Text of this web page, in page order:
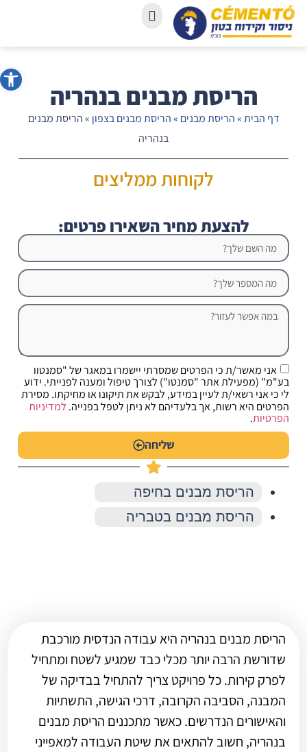
הריסת מבנים בנהריה
דף הבית»הריסת מבנים »הריסת מבנים בצפון »הריסת מבנים
בנהריה
לקוחות ממליצים
הריסת מבנים בנהריה היא עבודה הנדסית מורכבת
שדורשת הרבה יותר מכלי כבד שמגיע לשטח ומתחיל
לפרק קירות. כל פרויקט צריך להתחיל בבדיקה של
המבנה, הסביבה הקרובה, דרכי הגישה, התשתיות
והאישורים הנדרשים. כאשר מתכננים הריסת מבנים
בנהריה, חשוב להתאים את שיטת העבודה למאפייני
להצעת מחיר השאירו פרטים:
אני מאשר/ת כי הפרטים שמסרתי יישמרו במאגר של "סמנטוו
בע"מ" (מפעילת אתר "סמנטו") לצורך טיפול ומענה לפנייתי. ידוע
לי כי אני רשאי/ת לעיין במידע, לבקש את תיקונו או מחיקתו. מסירת
הפרטים היא רשות, אך בלעדיהם לא ניתן לטפל בפנייה. למדיניות
הפרטיות.
שליחה
הריסת מבנים בחיפה
הריסת מבנים בטבריה
פתח